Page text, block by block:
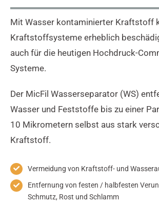
Mit Wasser kontaminierter Kraftstoff
Kraftstoffsysteme erheblich
auch für die heutigen Hochdruck-
Systeme.
Der MicFil Wasserseparator (WS)
Wasser und Feststoffe bis zu einer
10 Mikrometern selbst aus stark
Kraftstoff.
Vermeidung von Kraftstoff- und
Entfernung von festen / halbfesten
Schmutz, Rost und Schlamm